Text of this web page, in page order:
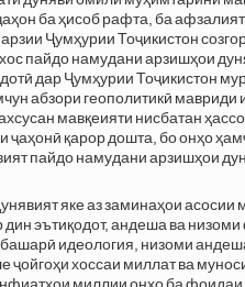
ба ҳисоб рафта, ба
Ҷумҳурии Тоҷикистон
пайдо намудани арзишҳои
дар Ҷумҳурии Тоҷикистон
абзори геополитикӣ
мавқеияти нисбатан
ҷаҳонӣ қарор дошта, бо онҳо
пайдо намудани арзишҳои
яке аз заминаҳои
эътиқодот, андеша ва
идеология, низоми
ҷойгоҳи хоссаи миллат ва